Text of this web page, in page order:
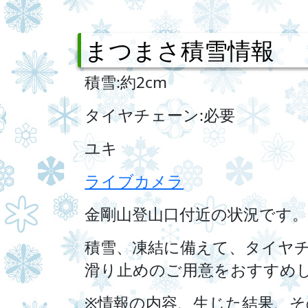
まつまさ積雪情報
積雪:約2cm
タイヤチェーン:必要
ユキ
ライブカメラ
金剛山登山口付近の状況です。
積雪、凍結に備えて、タイヤ
滑り止めのご用意をおすすめ
※情報の内容、生じた結果、